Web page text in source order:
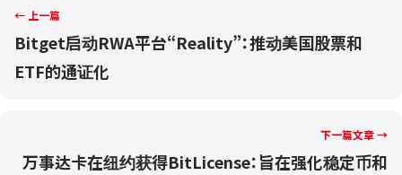
← 上一篇
Bitget启动RWA平台“Reality”：推动美国股票和
ETF的通证化
下一篇文章 →
万事达卡在纽约获得BitLicense：旨在强化稳定币和